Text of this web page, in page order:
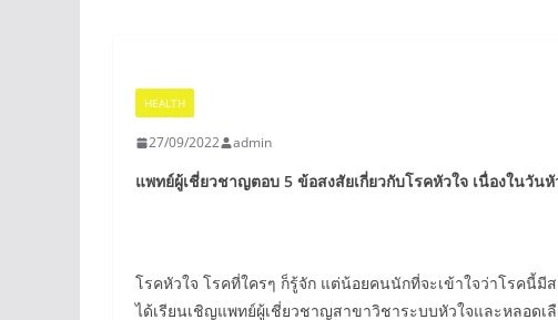
HEALTH
27/09/2022 admin
แพทย์ผู้เชี่ยวชาญตอบ 5 ข้อสงสัยเกี่ยวกับโรคหัวใจ เนื่องในวันหั
โรคหัวใจ โรคที่ใครๆ ก็รู้จัก แต่น้อยคนนักที่จะเข้าใจว่าโรคนี้มี
ได้เรียนเชิญแพทย์ผู้เชี่ยวชาญสาขาวิชาระบบหัวใจและหลอดเ